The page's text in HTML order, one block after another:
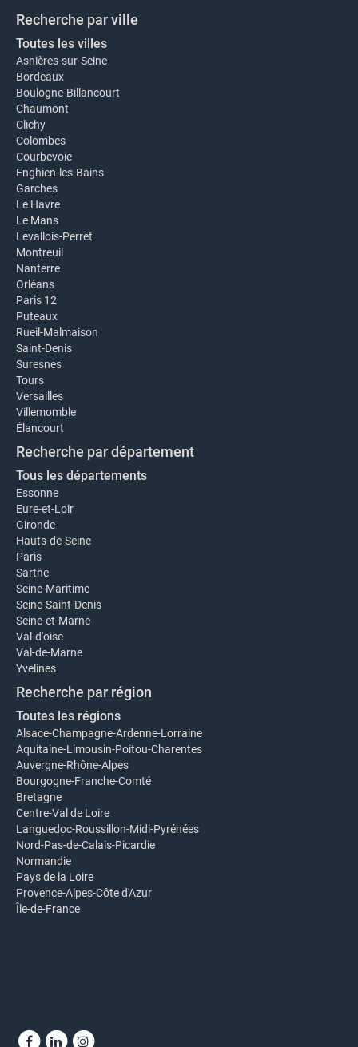
Recherche par ville
Toutes les villes
Asnières-sur-Seine
Bordeaux
Boulogne-Billancourt
Chaumont
Clichy
Colombes
Courbevoie
Enghien-les-Bains
Garches
Le Havre
Le Mans
Levallois-Perret
Montreuil
Nanterre
Orléans
Paris 12
Puteaux
Rueil-Malmaison
Saint-Denis
Suresnes
Tours
Versailles
Villemomble
Élancourt
Recherche par département
Tous les départements
Essonne
Eure-et-Loir
Gironde
Hauts-de-Seine
Paris
Sarthe
Seine-Maritime
Seine-Saint-Denis
Seine-et-Marne
Val-d'oise
Val-de-Marne
Yvelines
Recherche par région
Toutes les régions
Alsace-Champagne-Ardenne-Lorraine
Aquitaine-Limousin-Poitou-Charentes
Auvergne-Rhône-Alpes
Bourgogne-Franche-Comté
Bretagne
Centre-Val de Loire
Languedoc-Roussillon-Midi-Pyrénées
Nord-Pas-de-Calais-Picardie
Normandie
Pays de la Loire
Provence-Alpes-Côte d'Azur
Île-de-France